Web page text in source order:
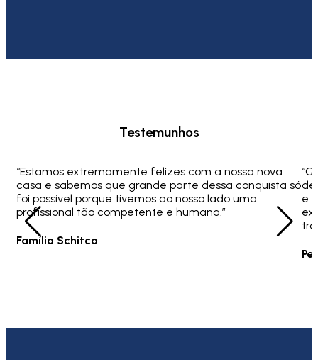
Testemunhos
“Estamos extremamente felizes com a nossa nova
casa e sabemos que grande parte dessa conquista só
foi possível porque tivemos ao nosso lado uma
profissional tão competente e humana.”
Família Schitco
e